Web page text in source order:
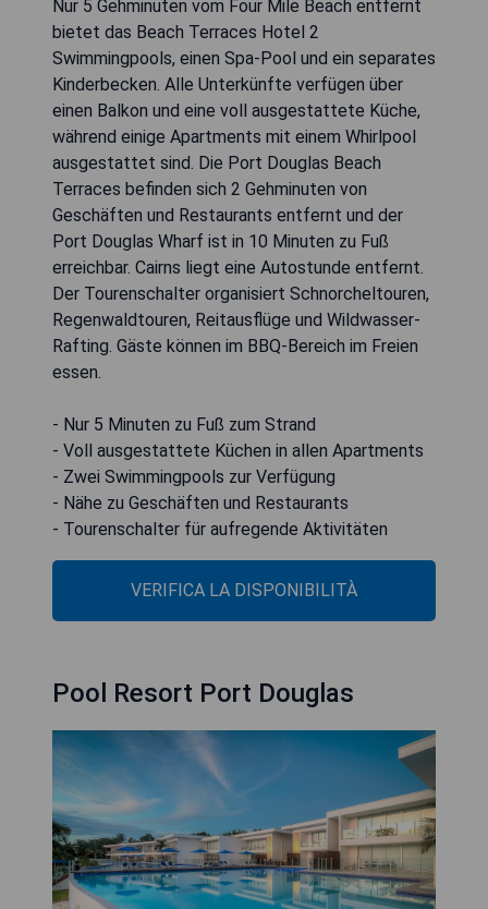
Nur 5 Gehminuten vom Four Mile Beach entfernt
bietet das Beach Terraces Hotel 2
Swimmingpools, einen Spa-Pool und ein separates
Kinderbecken. Alle Unterkünfte verfügen über
einen Balkon und eine voll ausgestattete Küche,
während einige Apartments mit einem Whirlpool
ausgestattet sind. Die Port Douglas Beach
Terraces befinden sich 2 Gehminuten von
Geschäften und Restaurants entfernt und der
Port Douglas Wharf ist in 10 Minuten zu Fuß
erreichbar. Cairns liegt eine Autostunde entfernt.
Der Tourenschalter organisiert Schnorcheltouren,
Regenwaldtouren, Reitausflüge und Wildwasser-
Rafting. Gäste können im BBQ-Bereich im Freien
essen.
- Nur 5 Minuten zu Fuß zum Strand
- Voll ausgestattete Küchen in allen Apartments
- Zwei Swimmingpools zur Verfügung
- Nähe zu Geschäften und Restaurants
- Tourenschalter für aufregende Aktivitäten
VERIFICA LA DISPONIBILITÀ
Pool Resort Port Douglas